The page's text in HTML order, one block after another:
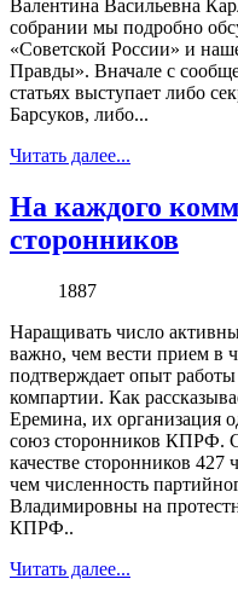
Валентина Васильевна
собрании мы подробно
«Советской России» и
Правды». Вначале с
статьях выступает либо
Барсуков, либо...
Читать далее...
На каждого
сторонников
1887
Наращивать число
важно, чем вести прием в
подтверждает опыт
компартии. Как
Еремина, их организация
союз сторонников КПРФ.
качестве сторонников 427
чем численность
Владимировны на
КПРФ..
Читать далее...